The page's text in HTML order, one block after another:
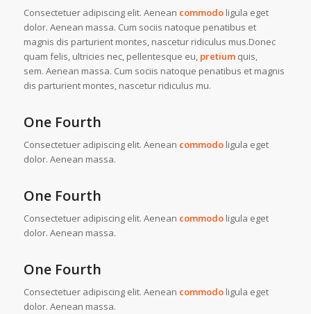
Consectetuer adipiscing elit. Aenean commodoligula eget
dolor. Aenean massa. Cum sociis natoque penatibus et
magnis dis parturient montes, nascetur ridiculus mus.Donec
quam felis, ultricies nec, pellentesque eu, pretiumquis,
sem. Aenean massa. Cum sociis natoque penatibus et magnis
dis parturient montes, nascetur ridiculus mu.
One Fourth
Consectetuer adipiscing elit. Aenean commodoligula eget
dolor. Aenean massa.
One Fourth
Consectetuer adipiscing elit. Aenean commodoligula eget
dolor. Aenean massa.
One Fourth
Consectetuer adipiscing elit. Aenean commodoligula eget
dolor. Aenean massa.